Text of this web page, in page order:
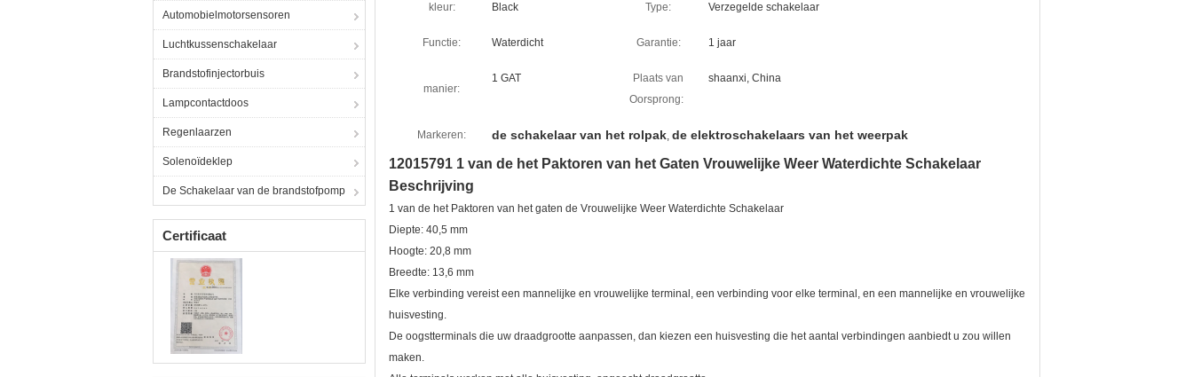
Automobielmotorsensoren
Luchtkussenschakelaar
Brandstofinjectorbuis
Lampcontactdoos
Regenlaarzen
Solenoïdeklep
De Schakelaar van de brandstofpomp
Certificaat
kleur: Black Type: Verzegelde schakelaar
Functie: Waterdicht Garantie: 1 jaar
manier:
1 GAT
Plaats van
Oorsprong:
shaanxi, China
Markeren: de schakelaar van het rolpak, de elektroschakelaars van het weerpak
12015791 1 van de het Paktoren van het Gaten Vrouwelijke Weer Waterdichte Schakelaar
Beschrijving
1 van de het Paktoren van het gaten de Vrouwelijke Weer Waterdichte Schakelaar
Diepte: 40,5 mm
Hoogte: 20,8 mm
Breedte: 13,6 mm
Elke verbinding vereist een mannelijke en vrouwelijke terminal, een verbinding voor elke terminal, en een mannelijke en vrouwelijke
huisvesting.
De oogstterminals die uw draadgrootte aanpassen, dan kiezen een huisvesting die het aantal verbindingen aanbiedt u zou willen
maken.